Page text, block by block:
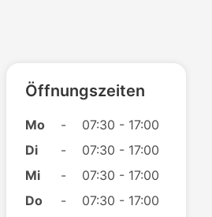
Öffnungszeiten
Mo -
07:30 - 17:00
Di
-
07:30 - 17:00
Mi
-
07:30 - 17:00
Do
-
07:30 - 17:00